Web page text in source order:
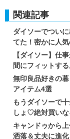
関連記事
ダイソーでつい
てた！密かに人
【ダイソー】仕
間にフィットす
無印良品好きの
アイテム4選
もうダイソーで
しょ♡絶対買い
キャンドゥから
洒落＆丈夫に進